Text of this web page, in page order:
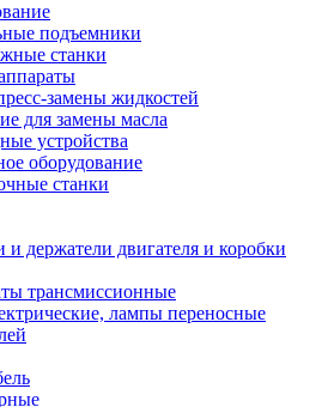
подъемники
станки
замены жидкостей
для замены масла
устройства
оборудование
станки
и держатели двигателя и коробки
трансмиссионные
лампы переносные